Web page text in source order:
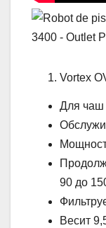
Vortex
Для чаш
90 до
Весит